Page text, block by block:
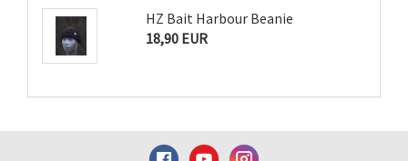
HZ Bait Harbour Beanie
18,90 EUR